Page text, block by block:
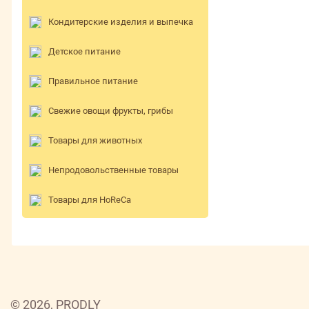
Кондитерские изделия и выпечка
Детское питание
Правильное питание
Свежие овощи фрукты, грибы
Товары для животных
Непродовольственные товары
Товары для HoReCa
© 2026, PRODLY